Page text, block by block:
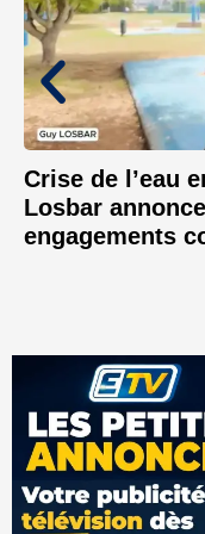
Crise de l’eau
Losbar
engagements